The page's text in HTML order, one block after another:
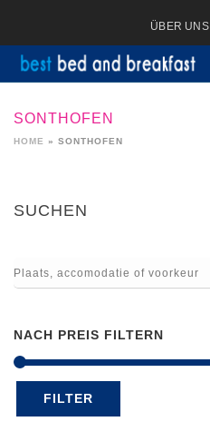
ÜBER UNS
SONTHOFEN
HOME » SONTHOFEN
SUCHEN
NACH PREIS FILTERN
FILTER